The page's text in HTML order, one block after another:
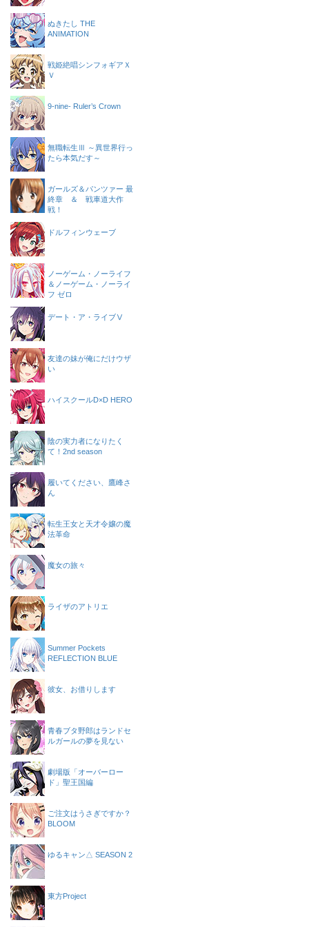
ぬきたし THE
ANIMATION
戦姫絶唱シンフォギアＸ
Ｖ
9-nine- Ruler’s Crown
無職転生Ⅲ ～異世界行っ
たら本気だす～
ガールズ＆パンツァー 最
終章 ＆ 戦車道大作
戦！
ドルフィンウェーブ
ノーゲーム・ノーライフ
＆ノーゲーム・ノーライ
フ ゼロ
デート・ア・ライブⅤ
友達の妹が俺にだけウザ
い
ハイスクールD×D HERO
陰の実力者になりたく
て！2nd season
履いてください、鷹峰さ
ん
転生王女と天才令嬢の魔
法革命
魔女の旅々
ライザのアトリエ
Summer Pockets
REFLECTION BLUE
彼女、お借りします
青春ブタ野郎はランドセ
ルガールの夢を見ない
劇場版「オーバーロー
ド」聖王国編
ご注文はうさぎですか？
BLOOM
ゆるキャン△ SEASON 2
東方Project